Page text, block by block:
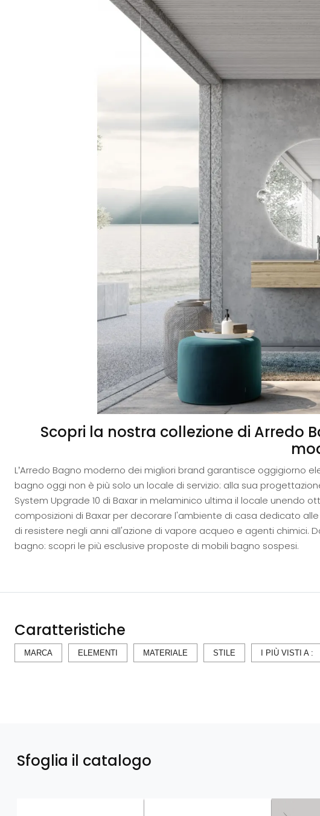
Scopri la nostra collezione di Arredo
L’Arredo Bagno moderno dei migliori brand garantisce oggigiorno
bagno oggi non è più solo un locale di servizio: alla sua
System Upgrade 10 di Baxar in melaminico ultima il locale
composizioni di Baxar per decorare l'ambiente di casa dedicato
di resistere negli anni all'azione di vapore acqueo e agenti
bagno: scopri le più esclusive proposte di mobili bagno sospesi.
Caratteristiche
MARCA ELEMENTI MATERIALE STILE I PIÙ VISTI A :
Sfoglia il catalogo